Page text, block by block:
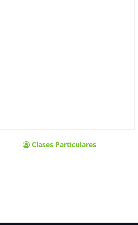
Clases Particulares